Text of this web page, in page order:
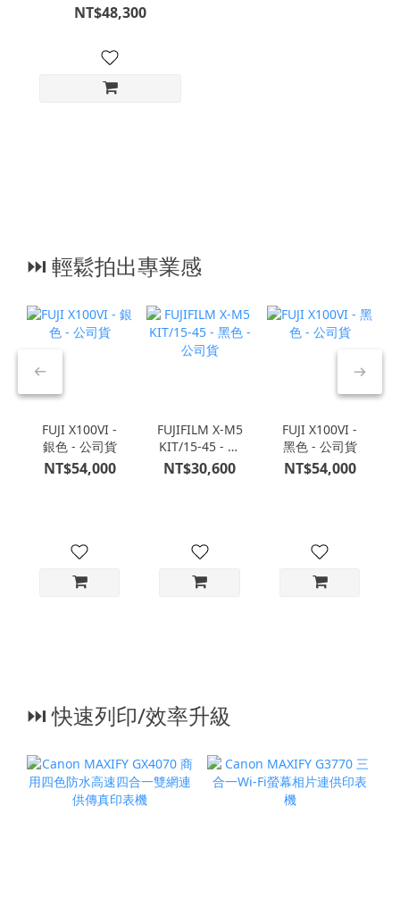
NT$48,300
⏭︎ 輕鬆拍出專業感
FUJI X100VI -
銀色 - 公司貨
NT$54,000
FUJIFILM X-M5
KIT/15-45 - 黑
色 - 公司貨
NT$30,600
FUJI X100VI -
黑色 - 公司貨
NT$54,000
⏭︎ 快速列印/效率升級